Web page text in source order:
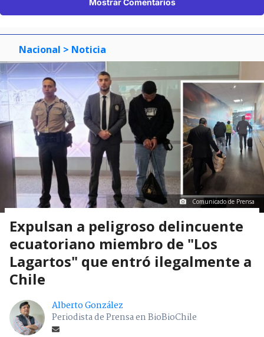
Mostrar Comentarios
Nacional > Noticia
Comunicado de Prensa
Expulsan a peligroso delincuente
ecuatoriano miembro de "Los
Lagartos" que entró ilegalmente a
Chile
Alberto González
Periodista de Prensa en BioBioChile